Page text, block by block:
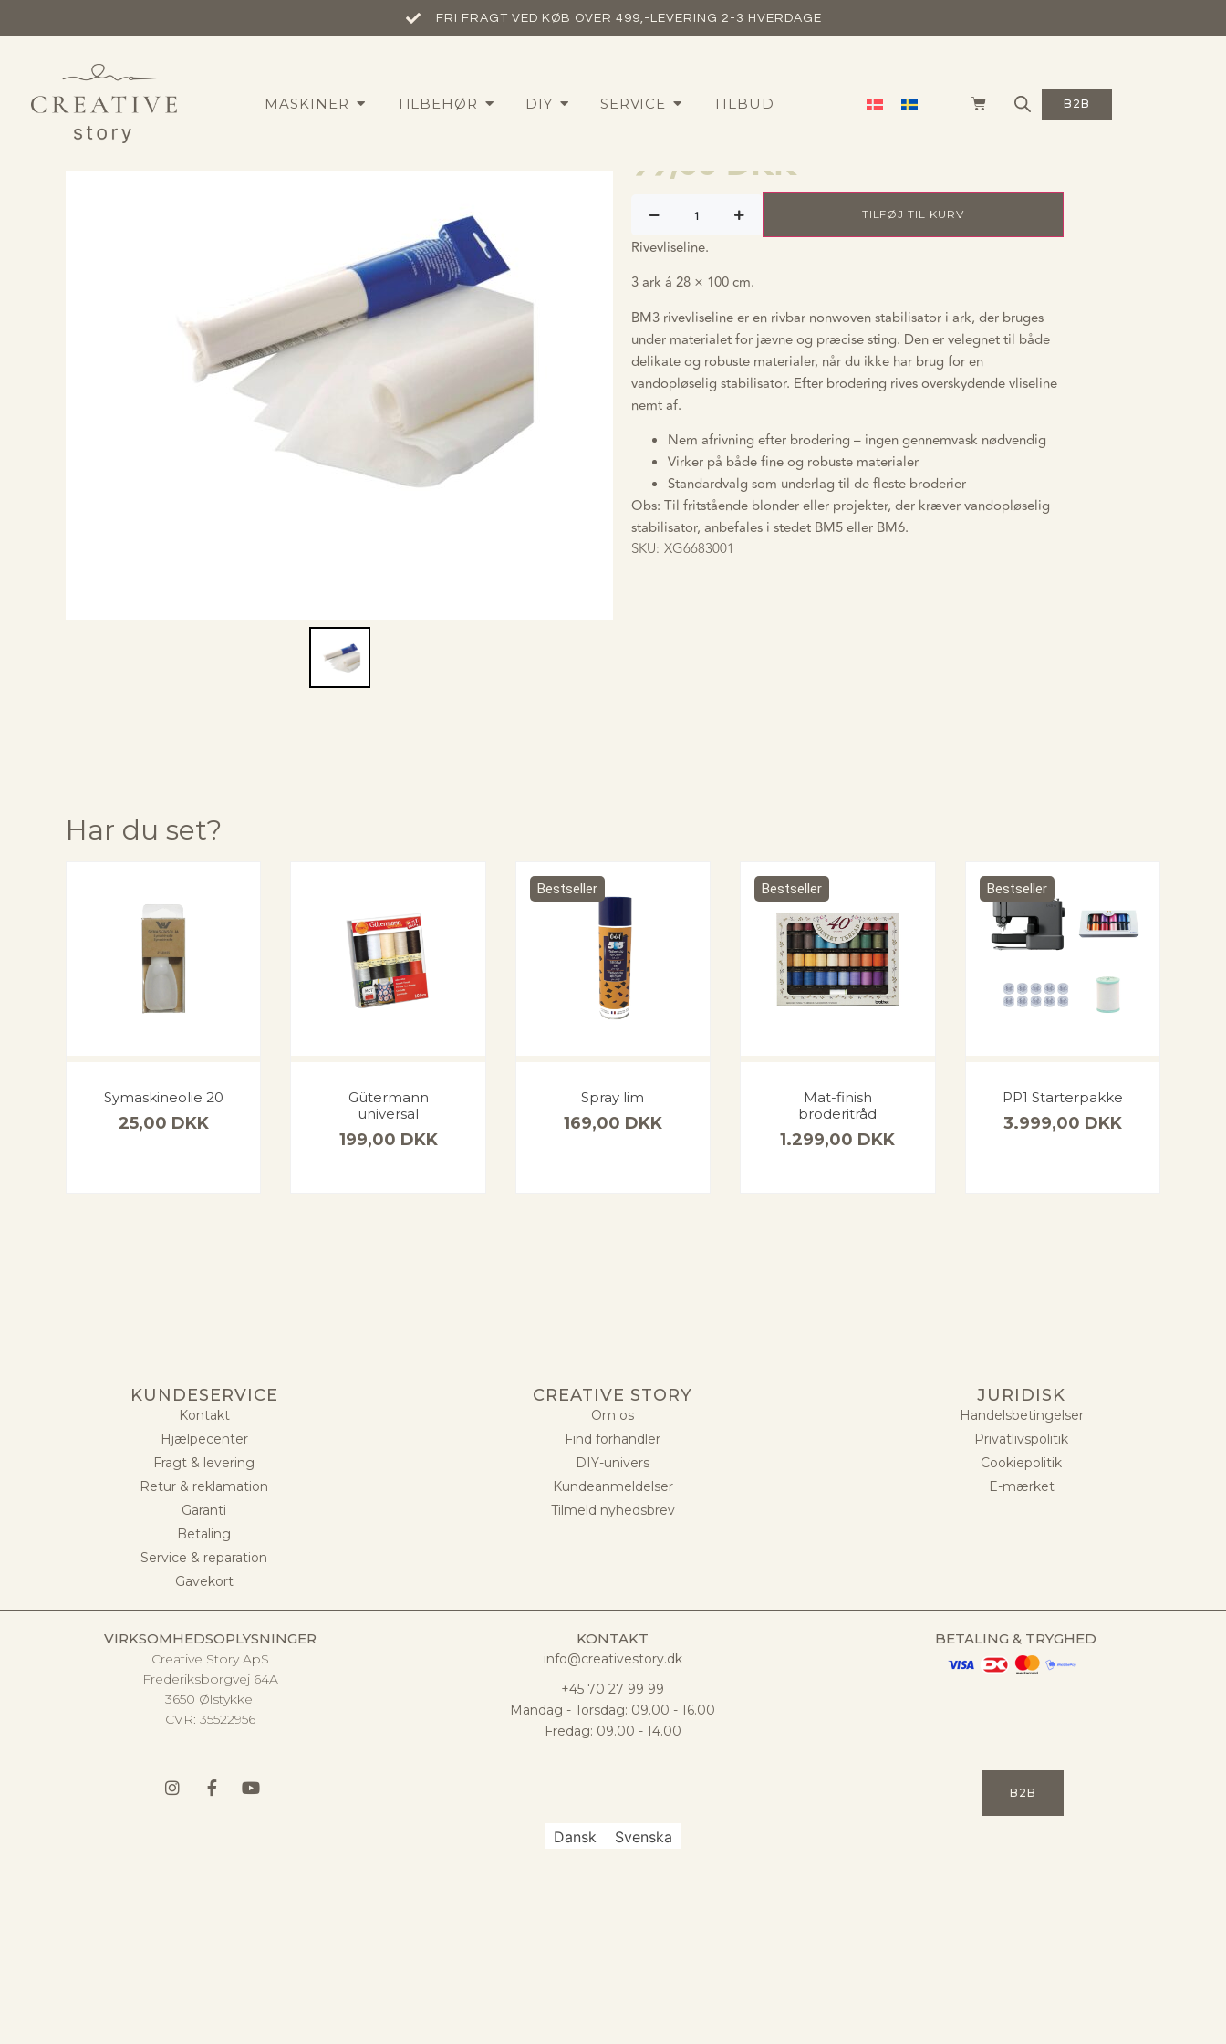
FRI FRAGT VED KØB OVER 499,-​ LEVERING 2-3 HVERDAGE
MASKINER TILBEHØR DIY SERVICE TILBUD B2B
Bestseller
Brother BM3 rivevlieseline
– 3 ark á 28 × 100 cm
99,00 DKK
TILFØJ TIL KURV
Rivevliseline.
3 ark á 28 × 100 cm.
BM3 rivevliseline er en rivbar nonwoven stabilisator i ark, der bruges
under materialet for jævne og præcise sting. Den er velegnet til både
delikate og robuste materialer, når du ikke har brug for en
vandopløselig stabilisator. Efter brodering rives overskydende vliseline
nemt af.
Nem afrivning efter brodering – ingen gennemvask nødvendig
Virker på både fine og robuste materialer
Standardvalg som underlag til de fleste broderier
Obs: Til fritstående blonder eller projekter, der kræver vandopløselig
stabilisator, anbefales i stedet BM5 eller BM6.
SKU: XG6683001
Har du set?
Symaskineolie 20
25,00 DKK
Gütermann
universal
199,00 DKK
Bestseller
Spray lim
169,00 DKK
Bestseller
Mat-finish
broderitråd
1.299,00 DKK
Bestseller
PP1 Starterpakke
3.999,00 DKK
KUNDESERVICE
Kontakt
Hjælpecenter
Fragt & levering
Retur & reklamation
Garanti
Betaling
Service & reparation
Gavekort
CREATIVE STORY
Om os
Find forhandler
DIY-univers
Kundeanmeldelser
Tilmeld nyhedsbrev
JURIDISK
Handelsbetingelser
Privatlivspolitik
Cookiepolitik
E-mærket
VIRKSOMHEDSOPLYSNINGER
Creative Story ApS
Frederiksborgvej 64A
3650 Ølstykke
CVR: 35522956
KONTAKT
info@creativestory.dk
+45 70 27 99 99
Mandag - Torsdag: 09.00 - 16.00
Fredag: 09.00 - 14.00
BETALING & TRYGHED
B2B
Dansk Svenska